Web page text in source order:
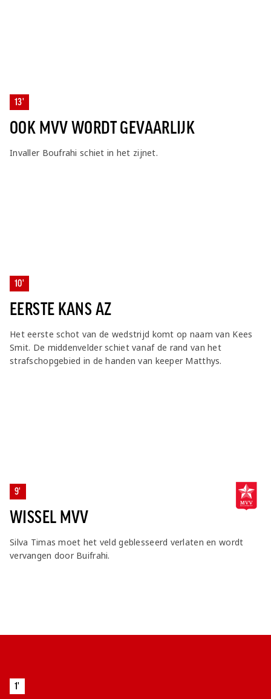
13'
OOK MVV WORDT GEVAARLIJK
Invaller Boufrahi schiet in het zijnet.
10'
EERSTE KANS AZ
Het eerste schot van de wedstrijd komt op naam van Kees
Smit. De middenvelder schiet vanaf de rand van het
strafschopgebied in de handen van keeper Matthys.
9'
WISSEL MVV
Silva Timas moet het veld geblesseerd verlaten en wordt
vervangen door Buifrahi.
1'